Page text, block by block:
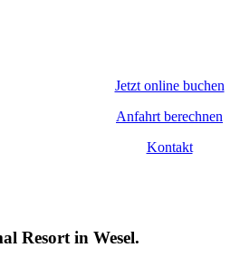
Jetzt online buchen
Anfahrt berechnen
Kontakt
Resort in Wesel.